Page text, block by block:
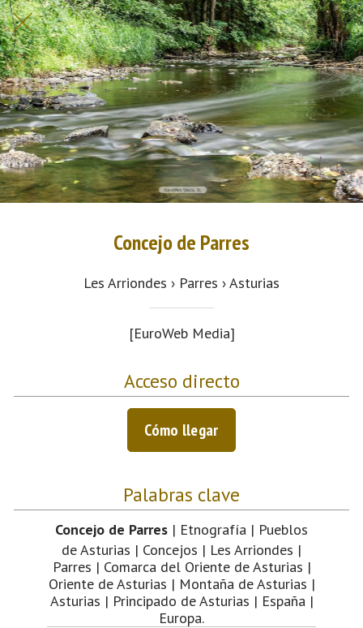
Concejo de Parres
Les Arriondes › Parres › Asturias
[EuroWeb Media]
Acceso directo
Cómo llegar
Palabras clave
Concejo de Parres | Etnografía | Pueblos
de Asturias | Concejos | Les Arriondes |
Parres | Comarca del Oriente de Asturias |
Oriente de Asturias | Montaña de Asturias |
Asturias | Principado de Asturias | España |
Europa.